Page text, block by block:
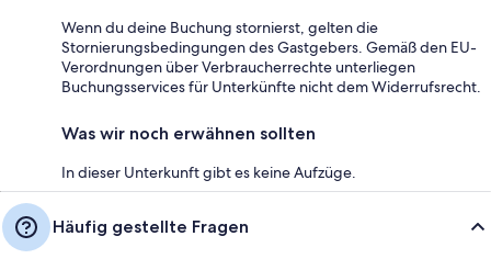
Wenn du deine Buchung stornierst, gelten die
Stornierungsbedingungen des Gastgebers. Gemäß den EU-
Verordnungen über Verbraucherrechte unterliegen
Buchungsservices für Unterkünfte nicht dem Widerrufsrecht.
Was wir noch erwähnen sollten
In dieser Unterkunft gibt es keine Aufzüge.
Häufig gestellte Fragen